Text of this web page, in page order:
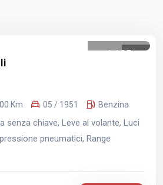
1 /25
Km 05 / 1951 Benzina
senza chiave, Leve al volante, Luci
pneumatici, Range